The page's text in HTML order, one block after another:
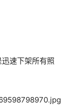
速下架所有照